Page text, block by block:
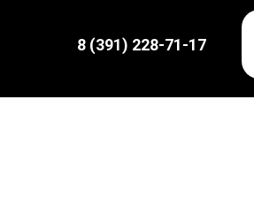
8 (391) 228-71-17